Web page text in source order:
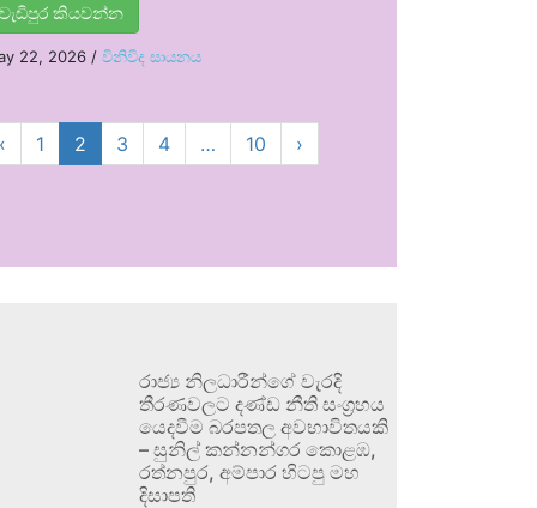
වැඩිපුර කියවන්න
22, 2026 / විනිවිද සායනය
‹ 1 2 3 4 … 10 ›
රාජ්‍ය නිලධාරීන්ගේ වැරදි
තීරණවලට දණ්ඩ නීති සංග්‍රහය
යෙදවීම බරපතල අවභාවිතයකි
– සුනිල් කන්නන්ගර කොළඹ,
රත්නපුර, අම්පාර හිටපු මහ
දිසාපති